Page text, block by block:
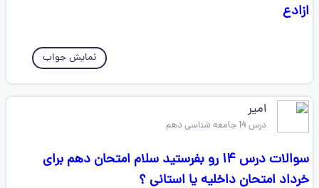
ازادع
نمایش جواب
امیر
درس 14 جامعه شناسی دهم
سوالات درس ۱۴ رو بفرستید سلام امتحان دهم برای
خرداد امتحان داخلیه یا استانی ؟